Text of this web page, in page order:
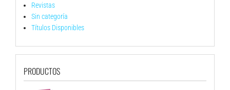
Revistas
Sin categoría
Títulos Disponibles
PRODUCTOS